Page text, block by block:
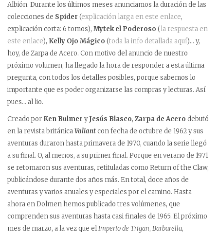
Albión. Durante los últimos meses anunciamos la duración de las
colecciones de Spider (explicación larga en este enlace,
explicación corta: 6 tomos), Mytek el Poderoso (la respuesta en
este enlace), Kelly Ojo Mágico (toda la info detallada aquí)… y,
hoy, de Zarpa de Acero. Con motivo del anuncio de nuestro
próximo volumen, ha llegado la hora de responder a esta última
pregunta, con todos los detalles posibles, porque sabemos lo
importante que es poder organizarse las compras y lecturas. Así
pues… al lio.
Creado por Ken Bulmer yJesús Blasco, Zarpa de Acero debutó
en la revista británicaValiantcon fecha de octubre de 1962 y sus
aventuras duraron hasta primavera de 1970, cuando la serie llegó
a su final. O, al menos, a su primer final. Porque en verano de 1971
se retomaron sus aventuras, retituladas como Return of the Claw,
publicándose durante dos años más. En total, doce años de
aventuras y varios anuales y especiales por el camino. Hasta
ahora en Dolmen hemos publicado tres volúmenes, que
comprenden sus aventuras hasta casi finales de 1965. El próximo
mes de marzo, a la vez que elImperio de Trigan, Barbarella,